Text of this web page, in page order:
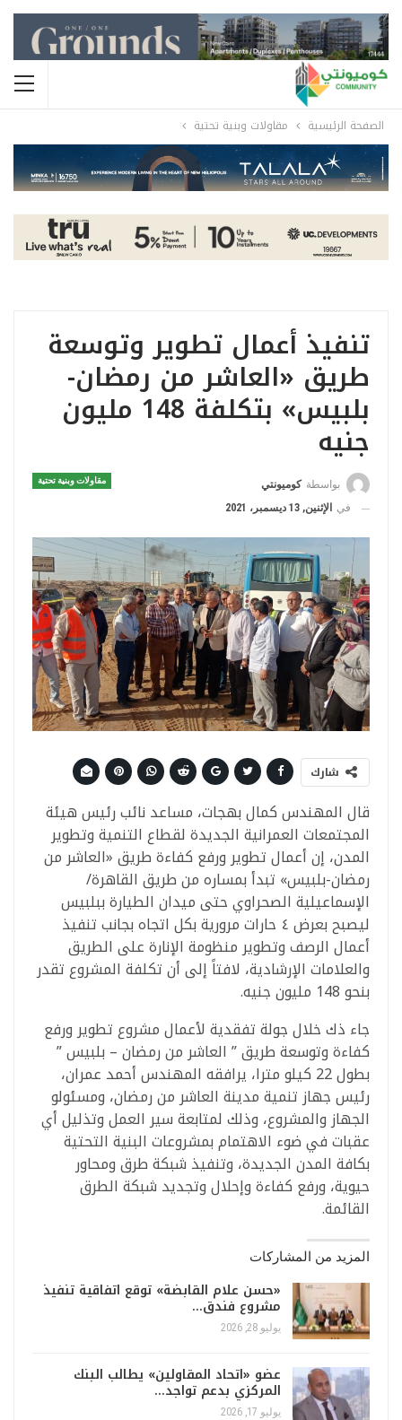
الصفحة الرئيسية مقاولات وبنية تحتية
تنفيذ أعمال تطوير وتوسعة
طريق «العاشر من رمضان-
بلبيس» بتكلفة 148 مليون
جنيه
مقاولات وبنية تحتية بواسطة كوميونتي
في
الإثنين, 13 ديسمبر، 2021
شارك
‎‎‎‎‎‎‎‎‎‎‎‎‎‎‎‎‎‎‎‎‎‎‎‎‎‎‎‎‎‎‎‎‎‎قال المهندس كمال بهجات، مساعد نائب رئيس هيئة
المجتمعات العمرانية الجديدة لقطاع التنمية وتطوير
المدن، إن أعمال تطوير ورفع كفاءة طريق «العاشر من
رمضان-بلبيس» تبدأ بمساره من طريق القاهرة/
الإسماعيلية الصحراوي حتى ميدان الطيارة ببلبيس
ليصبح بعرض ٤ حارات مرورية بكل اتجاه بجانب تنفيذ
أعمال الرصف وتطوير منظومة الإنارة على الطريق
والعلامات الإرشادية، لافتاً إلى أن تكلفة المشروع تقدر
بنحو 148 مليون جنيه.
جاء ذك خلال جولة تفقدية لأعمال مشروع تطوير ورفع
كفاءة وتوسعة طريق ” العاشر من رمضان – بلبيس ”
بطول 22 كيلو مترا، يرافقه المهندس أحمد عمران،
رئيس جهاز تنمية مدينة العاشر من رمضان، ومسئولو
الجهاز والمشروع، وذلك لمتابعة سير العمل وتذليل أي
عقبات في ضوء الاهتمام بمشروعات البنية التحتية
بكافة المدن الجديدة، وتنفيذ شبكة طرق ومحاور
حيوية، ورفع كفاءة وإحلال وتجديد شبكة الطرق
القائمة.
المزيد من المشاركات
«حسن علام القابضة» توقع اتفاقية تنفيذ
مشروع فندق…
يوليو 28, 2026
عضو «اتحاد المقاولين» يطالب البنك
المركزي بدعم تواجد…
يوليو 17, 2026